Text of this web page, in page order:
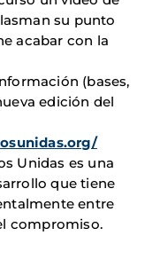
su punto
acabar con la
(bases,
edición del
Unidas es una
que tiene
entre
compromiso.